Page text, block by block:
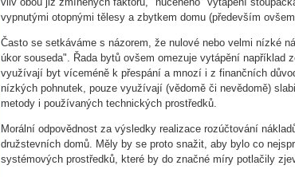
vypnutými otopnými tělesy a zbytkem domu (především
Často se setkáváme s názorem, že nulové nebo velmi nízké
úkor souseda". Řada bytů ovšem omezuje vytápění například
využívají byt víceméně k přespání a mnozí i z finančních
nízkých pohnutek, pouze využívají (vědomě či nevědomě)
metody i používaných technických prostředků.
Morální odpovědnost za výsledky realizace rozúčtování
družstevních domů. Měly by se proto snažit, aby bylo co
systémových prostředků, které by do značné míry potlačily